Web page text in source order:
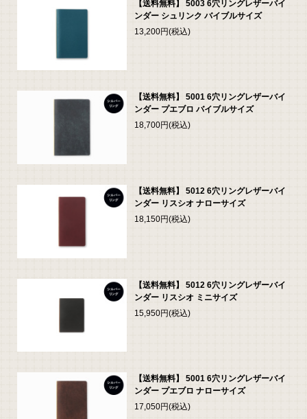
【送料無料】 5003 6穴リングレザーバイ
ンダー シュリンク バイブルサイズ
13,200円(税込)
【送料無料】 5001 6穴リングレザーバイ
ンダー プエブロ バイブルサイズ
18,700円(税込)
【送料無料】 5012 6穴リングレザーバイ
ンダー リスシオ ナローサイズ
18,150円(税込)
【送料無料】 5012 6穴リングレザーバイ
ンダー リスシオ ミニサイズ
15,950円(税込)
【送料無料】 5001 6穴リングレザーバイ
ンダー プエブロ ナローサイズ
17,050円(税込)